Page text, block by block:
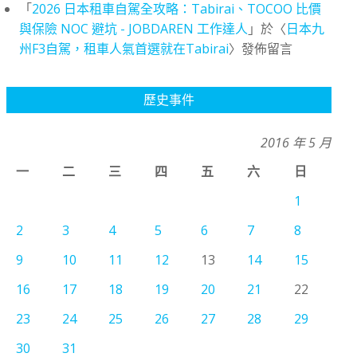
「2026 日本租車自駕全攻略：Tabirai、TOCOO 比價
與保險 NOC 避坑 - JOBDAREN 工作達人 」於〈日本九
州F3自駕，租車人氣首選就在Tabirai〉發佈留言
歷史事件
2016 年 5 月
一
二 三 四 五 六
日
1
2
3 4 5 6 7
8
9
10 11 12 13 14
15
16
17 18 19 20 21
22
23
24 25 26 27 28
29
30
31